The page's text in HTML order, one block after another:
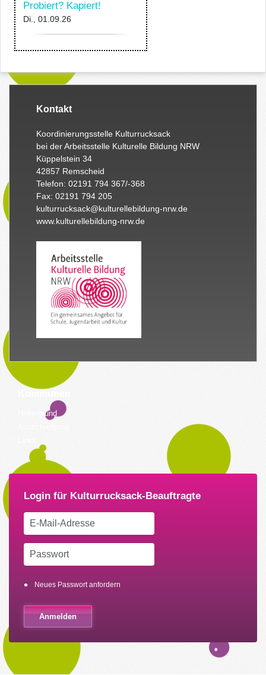
Probiert? Kapiert!
Di., 01.09.26
Kontakt
Koordinierungsstelle Kulturrucksack
bei der Arbeitsstelle Kulturelle Bildung NRW
Küppelstein 34
42857 Remscheid
Telefon: 02191 794 367/-368
Fax: 02191 794 205
kulturrucksack@kulturellebildung-nrw.de
www.kulturellebildung-nrw.de
Hintergrund
Neues Passwort anfordern